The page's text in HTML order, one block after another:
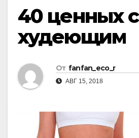
40 ценных
худеющим
От fanfan_eco_r
АВГ 15, 2018